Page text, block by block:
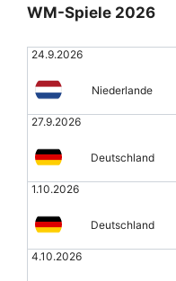
WM-Spiele 2026
24.9.2026
Niederlande
27.9.2026
Deutschland
1.10.2026
Deutschland
4.10.2026